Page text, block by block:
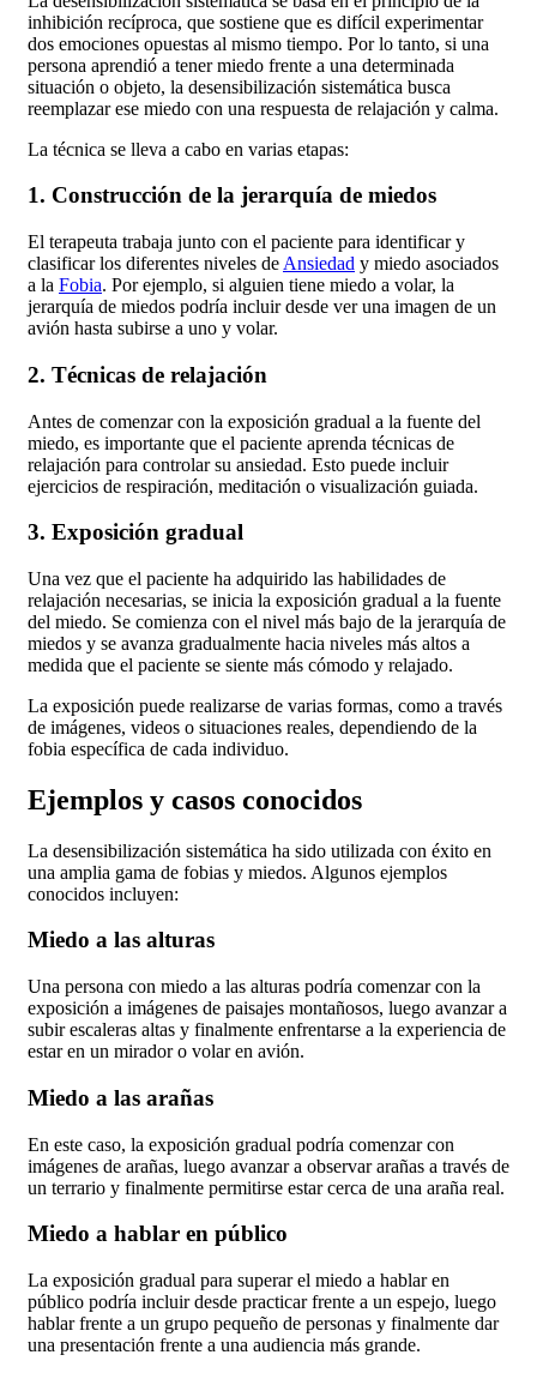
inhibición recíproca, que sostiene que es difícil experimentar
dos emociones opuestas al mismo tiempo. Por lo tanto, si una
persona aprendió a tener miedo frente a una determinada
situación o objeto, la desensibilización sistemática busca
reemplazar ese miedo con una respuesta de relajación y calma.
La técnica se lleva a cabo en varias etapas:
1. Construcción de la jerarquía de miedos
El terapeuta trabaja junto con el paciente para identificar y
clasificar los diferentes niveles de Ansiedad y miedo asociados
a la Fobia. Por ejemplo, si alguien tiene miedo a volar, la
jerarquía de miedos podría incluir desde ver una imagen de un
avión hasta subirse a uno y volar.
2. Técnicas de relajación
Antes de comenzar con la exposición gradual a la fuente del
miedo, es importante que el paciente aprenda técnicas de
relajación para controlar su ansiedad. Esto puede incluir
ejercicios de respiración, meditación o visualización guiada.
3. Exposición gradual
Una vez que el paciente ha adquirido las habilidades de
relajación necesarias, se inicia la exposición gradual a la fuente
del miedo. Se comienza con el nivel más bajo de la jerarquía de
miedos y se avanza gradualmente hacia niveles más altos a
medida que el paciente se siente más cómodo y relajado.
La exposición puede realizarse de varias formas, como a través
de imágenes, videos o situaciones reales, dependiendo de la
fobia específica de cada individuo.
Ejemplos y casos conocidos
La desensibilización sistemática ha sido utilizada con éxito en
una amplia gama de fobias y miedos. Algunos ejemplos
conocidos incluyen:
Miedo a las alturas
Una persona con miedo a las alturas podría comenzar con la
exposición a imágenes de paisajes montañosos, luego avanzar a
subir escaleras altas y finalmente enfrentarse a la experiencia de
estar en un mirador o volar en avión.
Miedo a las arañas
En este caso, la exposición gradual podría comenzar con
imágenes de arañas, luego avanzar a observar arañas a través de
un terrario y finalmente permitirse estar cerca de una araña real.
Miedo a hablar en público
La exposición gradual para superar el miedo a hablar en
público podría incluir desde practicar frente a un espejo, luego
hablar frente a un grupo pequeño de personas y finalmente dar
una presentación frente a una audiencia más grande.